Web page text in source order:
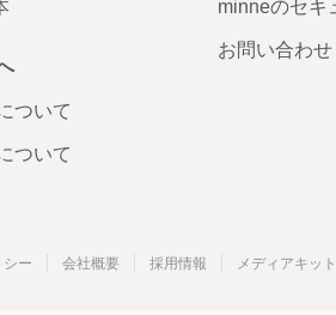
ついて
ついて
minneのセキ
お問い合わせ
シー 会社概要 採用情報 メディアキット